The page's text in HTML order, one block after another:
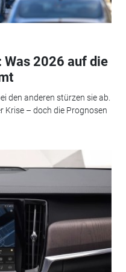
Was 2026 auf die
den anderen stürzen sie ab.
Krise – doch die Prognosen